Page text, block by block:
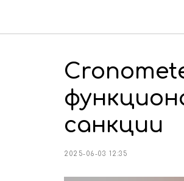
санкции
2025-06-03 12:35